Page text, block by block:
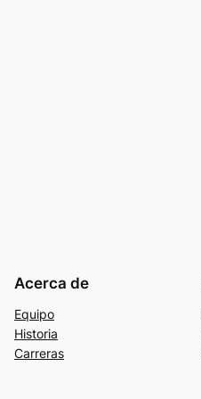
Acerca de
Equipo
Historia
Carreras